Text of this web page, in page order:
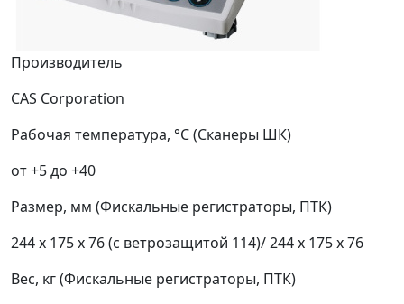
Производитель
CAS Corporation
Рабочая температура, °С (Сканеры ШК)
от +5 до +40
Размер, мм (Фискальные регистраторы, ПТК)
244 х 175 х 76 (с ветрозащитой 114)/ 244 х 175 х 76
Вес, кг (Фискальные регистраторы, ПТК)